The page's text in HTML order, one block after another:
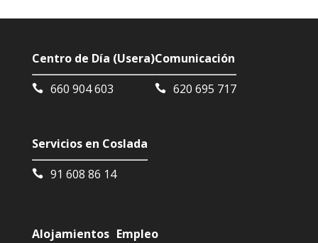
Centro de Día (Usera)
660 904 603
Comunicación
620 695 717
Servicios en Coslada
91 608 86 14
Alojamientos Empleo